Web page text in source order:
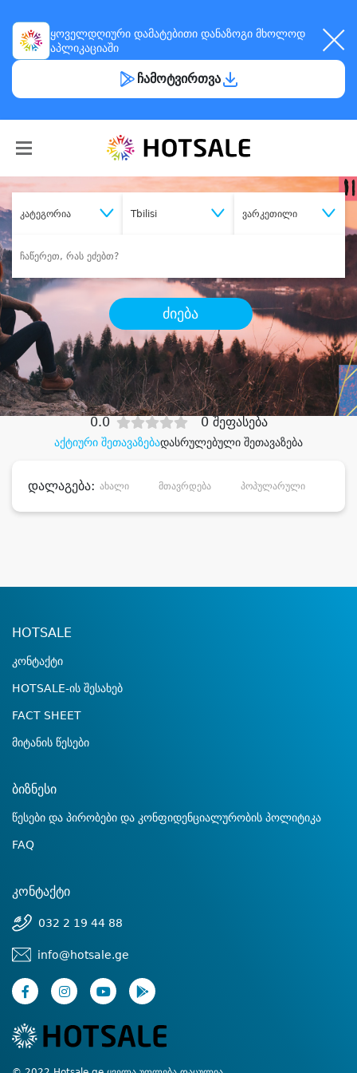
ყოველდღიური დამატებითი დანაზოგი მხოლოდ
აპლიკაციაში
ჩამოტვირთვა
კატეგორია Tbilisi ვარკეთილი
ძიება
შეიძინესასურველი მომსახურება
დიდი დანაზოგით
აქტიური შეთავაზებადასრულებული შეთავაზება
0.0 0 შეფასება
დალაგება: ახალი მთავრდება პოპულარული
HOTSALE
კონტაქტი
HOTSALE-ის შესახებ
FACT SHEET
მიტანის წესები
ბიზნესი
წესები და პირობები და კონფიდენციალურობის პოლიტიკა
FAQ
კონტაქტი
032 2 19 44 88
info@hotsale.ge